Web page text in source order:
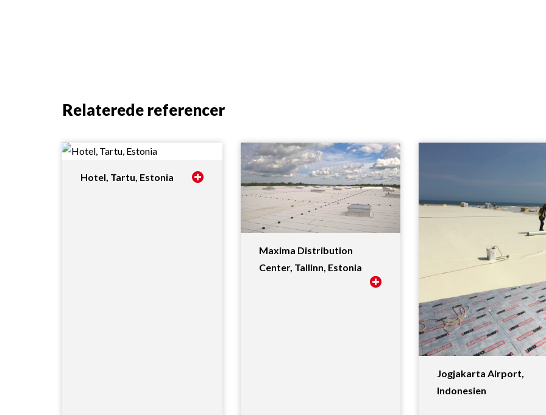
Relaterede referencer
Hotel, Tartu, Estonia
Maxima Distribution
Center, Tallinn, Estonia
Jogjakarta Airport,
Indonesien